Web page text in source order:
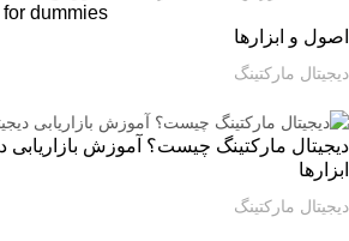
for dummies
و ابزارها
مارکتینگ
مارکتینگ چیست؟ آموزش بازاریابی
مارکتینگ